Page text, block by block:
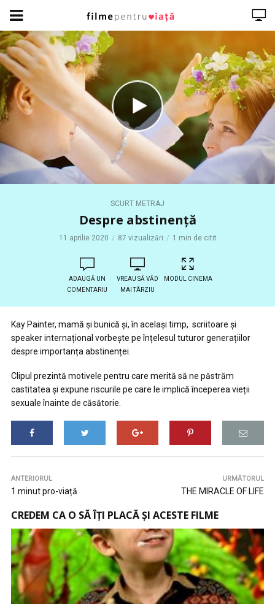
SCURT METRAJ
Despre abstinență
11 aprilie 2020 87 vizualizări 1 min de citit
ADAUGĂ UN
COMENTARIU
VREAU SĂ VĂD
MAI TÂRZIU
MODUL CINEMA
Kay Painter, mamă și bunică și, în același timp, scriitoare și
speaker internațional vorbește pe înțelesul tuturor generațiilor
despre importanța abstinenței.
Clipul prezintă motivele pentru care merită să ne păstrăm
castitatea și expune riscurile pe care le implică începerea vieții
sexuale înainte de căsătorie.
ANTERIORUL
1 minut pro-viață
URMĂTORUL
THE MIRACLE OF LIFE
CREDEM CA O SĂ ÎȚI PLACĂ ȘI ACESTE FILME